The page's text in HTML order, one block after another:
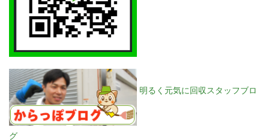
明るく元気に回収スタッフブロ
グ